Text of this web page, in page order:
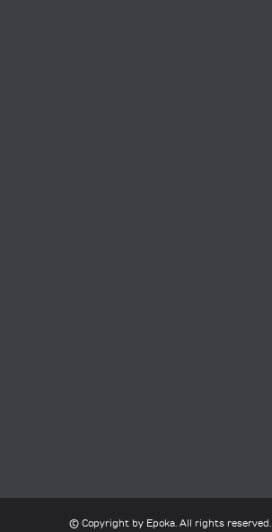
© Copyright by Epoka. All rights reserved.